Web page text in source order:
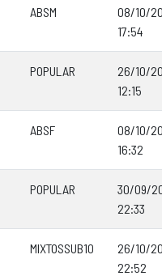
ABSM
08/10/
17:54
POPULAR
26/10/
12:15
ABSF
08/10/
16:32
POPULAR
30/09/
22:33
MIXTOSSUB10
26/10/
22:52